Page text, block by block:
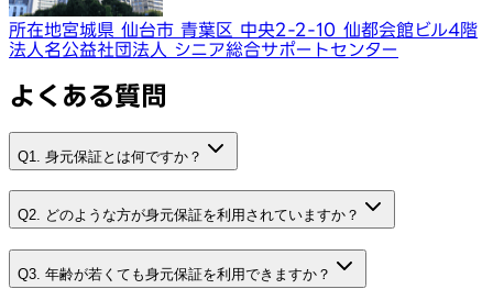
所在地宮城県 仙台市 青葉区 中央2-2-10 仙都会館ビル4階
法人名公益社団法人 シニア総合サポートセンター
よくある質問
Q1. 身元保証とは何ですか？
Q2. どのような方が身元保証を利用されていますか？
Q3. 年齢が若くても身元保証を利用できますか？